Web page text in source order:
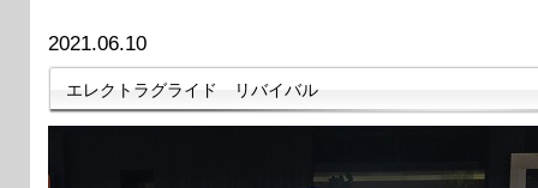
2021.06.10
エレクトラグライド リバイバル